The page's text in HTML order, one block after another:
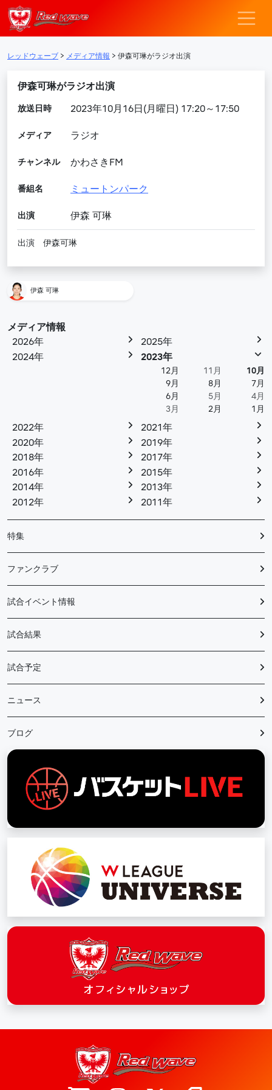
メインナビゲーション
レッドウェー
レッドウェーブ > メディア情報 > 伊森可琳がラジオ出演
伊森可琳がラジオ出演
放送日時 2023年10月16日(月曜日) 17:20～17:50
メディア ラジオ
チャンネル かわさきFM
番組名 ミュートンパーク
出演 伊森 可琳
出演 伊森可琳
伊森 可琳
メディア情報
2026年
2025年
2024年
2023年
12月 11月
10月
9月
8月
7月
6月
5月
4月
3月
2月 1月
2022年
2021年
2020年
2019年
2018年
2017年
2016年
2015年
2014年
2013年
2012年
2011年
特集
ファンクラブ
試合イベント情報
試合結果
試合予定
ニュース
ブログ